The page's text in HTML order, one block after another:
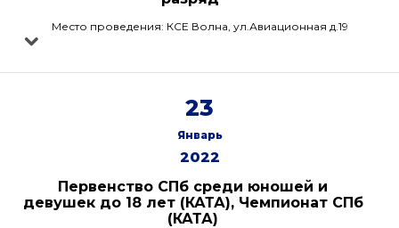
Место проведения: КСЕ Волна, ул.Авиационная д.19
23
Январь
2022
Первенство СПб среди юношей и
девушек до 18 лет (КАТА), Чемпионат СПб
(КАТА)